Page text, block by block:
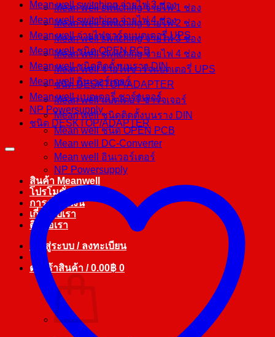
Mean well switching จ่ายไฟ 1 ช่อง
Mean well switching จ่ายไฟ 2 ช่อง
Mean well switching จ่ายไฟ 3 ช่อง
Mean well switching จ่ายไฟ 4 ช่อง
Mean well จ่ายไฟชาร์จแบตเตอรี่ UPS
ชนิด DESKTOP/ADAPTER
Mean well แบตเตอรี่ ชาร์จเจอร์
Mean well ชนิดติดตั้งบนราง DIN
Mean well ชนิด OPEN PCB
Mean well DC-Converter
Mean well อินเวอร์เตอร์
NP Powersupply
สินค้า Meanwell
โปรโมชั่น
การชำระเงิน
เกี่ยวกับเรา
ติดต่อเรา
เข้าสู่ระบบ / ลงทะเบียน
ตะกร้าสินค้า /0.00฿ 0
Mean well switching จ่ายไฟ 3 ช่อง
Mean well switching จ่ายไฟ 4 ช่อง
Mean well จ่ายไฟชาร์จแบตเตอรี่ UPS
Mean well ชนิด OPEN PCB
Mean well ชนิดติดตั้งบนราง DIN
Mean well อินเวอร์เตอร์
Mean well แบตเตอรี่ ชาร์จเจอร์
NP Powersupply
ชนิด DESKTOP/ADAPTER